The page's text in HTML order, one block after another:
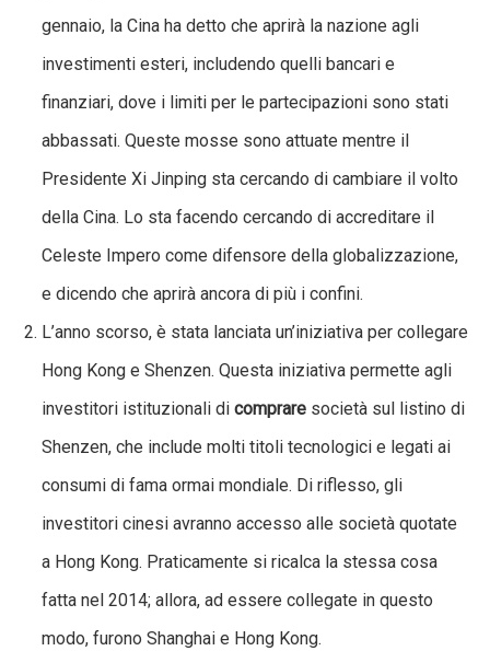
gennaio, la Cina ha detto che aprirà la nazione agli
investimenti esteri, includendo quelli bancari e
finanziari, dove i limiti per le partecipazioni sono stati
abbassati. Queste mosse sono attuate mentre il
Presidente Xi Jinping sta cercando di cambiare il volto
della Cina. Lo sta facendo cercando di accreditare il
Celeste Impero come difensore della globalizzazione,
e dicendo che aprirà ancora di più i confini.
L’anno scorso, è stata lanciata un’iniziativa per collegare
Hong Kong e Shenzen. Questa iniziativa permette agli
investitori istituzionali di comprare società sul listino di
Shenzen, che include molti titoli tecnologici e legati ai
consumi di fama ormai mondiale. Di riflesso, gli
investitori cinesi avranno accesso alle società quotate
a Hong Kong. Praticamente si ricalca la stessa cosa
fatta nel 2014; allora, ad essere collegate in questo
modo, furono Shanghai e Hong Kong.